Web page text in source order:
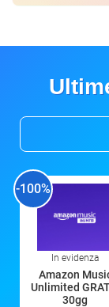
-100%
In evidenza
Amazon
Unlimited
30gg